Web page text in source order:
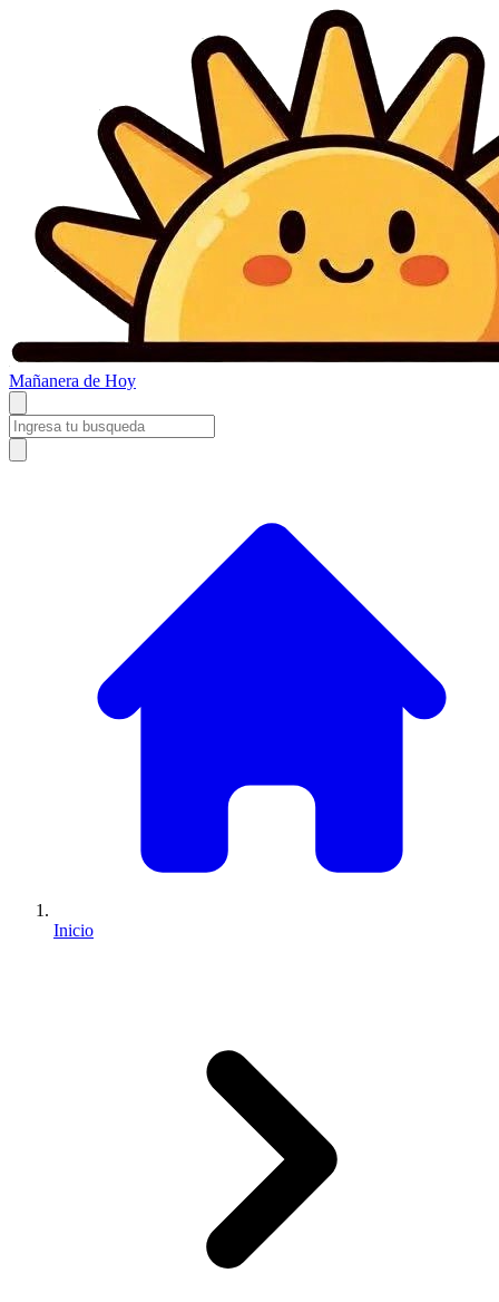
Mañanera de Hoy
Inicio